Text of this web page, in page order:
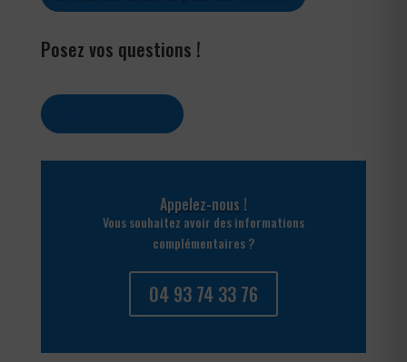
Posez vos questions !
Appelez-nous !
Vous souhaitez avoir des informations
complémentaires ?
04 93 74 33 76